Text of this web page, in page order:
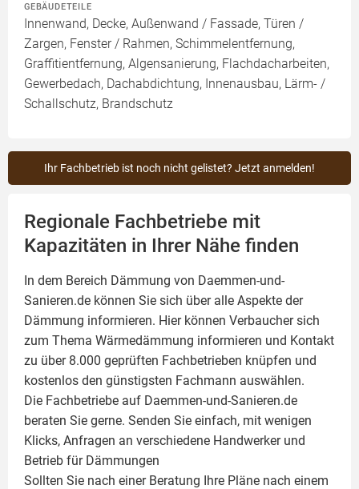
GEBÄUDETEILE
Innenwand, Decke, Außenwand / Fassade, Türen /
Zargen, Fenster / Rahmen, Schimmelentfernung,
Graffitientfernung, Algensanierung, Flachdacharbeiten,
Gewerbedach, Dachabdichtung, Innenausbau, Lärm- /
Schallschutz, Brandschutz
Ihr Fachbetrieb ist noch nicht gelistet? Jetzt anmelden!
Regionale Fachbetriebe mit
Kapazitäten in Ihrer Nähe finden
In dem Bereich Dämmung von Daemmen-und-
Sanieren.de können Sie sich über alle Aspekte der
Dämmung informieren. Hier können Verbaucher sich
zum Thema Wärmedämmung informieren und Kontakt
zu über 8.000 geprüften Fachbetrieben knüpfen und
kostenlos den günstigsten Fachmann auswählen.
Die Fachbetriebe auf Daemmen-und-Sanieren.de
beraten Sie gerne. Senden Sie einfach, mit wenigen
Klicks, Anfragen an verschiedene Handwerker und
Betrieb für Dämmungen
Sollten Sie nach einer Beratung Ihre Pläne nach einem